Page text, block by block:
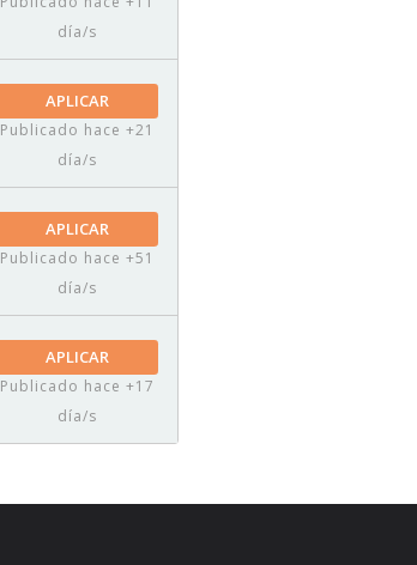
día/s
APLICAR
Publicado hace +21
día/s
APLICAR
Publicado hace +51
día/s
APLICAR
Publicado hace +17
día/s